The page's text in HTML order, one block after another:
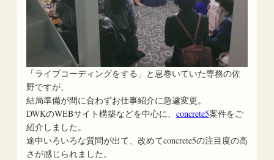
「ライブコーディングをする」と息巻いていた専務の佐
野ですが、
結局準備が間に合わずお仕事紹介に急遽変更。
DWKのWEBサイト構築などを中心に、 concrete5案件をご
紹介しました。
途中いろいろな質問が出て、改めてconcrete5の注目度の高
さが感じられました。